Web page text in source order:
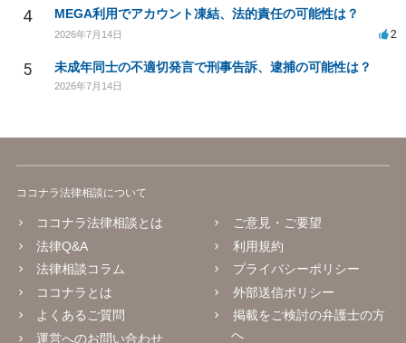
4 MEGA利用でアカウント凍結、法的責任の可能性は？
2026年7月14日 2
5 未成年同士の不適切発言で刑事告訴、逮捕の可能性は？
2026年7月14日
ココナラ法律相談について
ココナラ法律相談とは
法律Q&A
法律相談コラム
ココナラとは
よくあるご質問
運営へのお問い合わせ
ご意見・ご要望
利用規約
プライバシーポリシー
外部送信ポリシー
掲載をご検討の弁護士の方
へ